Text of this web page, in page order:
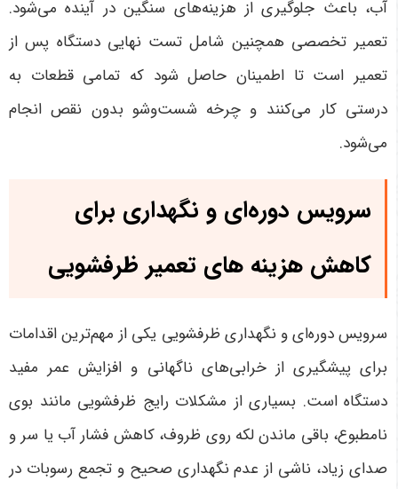
آب، باعث جلوگیری از هزینه‌های سنگین در آینده می‌شود.
تعمیر تخصصی همچنین شامل تست نهایی دستگاه پس از
تعمیر است تا اطمینان حاصل شود که تمامی قطعات به
درستی کار می‌کنند و چرخه شست‌وشو بدون نقص انجام
می‌شود.
سرویس دوره‌ای و نگهداری برای
کاهش هزینه های تعمیر ظرفشویی
سرویس دوره‌ای و نگهداری ظرفشویی یکی از مهم‌ترین اقدامات
برای پیشگیری از خرابی‌های ناگهانی و افزایش عمر مفید
دستگاه است. بسیاری از مشکلات رایج ظرفشویی مانند بوی
نامطبوع، باقی ماندن لکه روی ظروف، کاهش فشار آب یا سر و
صدای زیاد، ناشی از عدم نگهداری صحیح و تجمع رسوبات در